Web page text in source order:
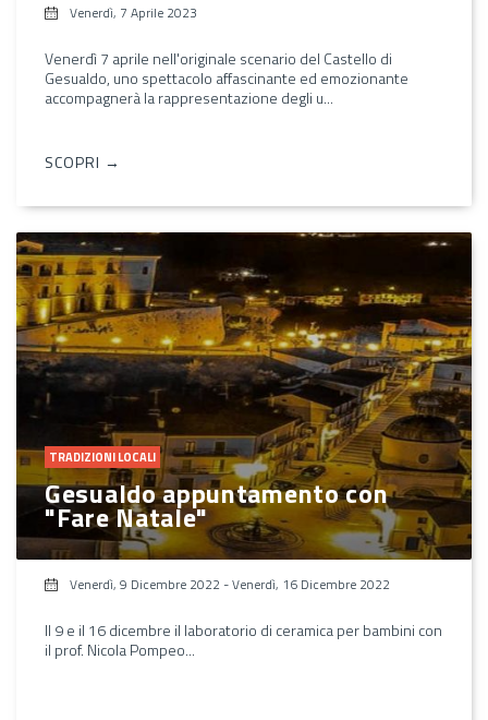
Venerdì, 7 Aprile 2023
Venerdì 7 aprile nell'originale scenario del Castello di
Gesualdo, uno spettacolo affascinante ed emozionante
accompagnerà la rappresentazione degli u...
SCOPRI →
TRADIZIONI LOCALI
Gesualdo appuntamento con
"Fare Natale"
Venerdì, 9 Dicembre 2022 -Venerdì, 16 Dicembre 2022
Il 9 e il 16 dicembre il laboratorio di ceramica per bambini con
il prof. Nicola Pompeo...